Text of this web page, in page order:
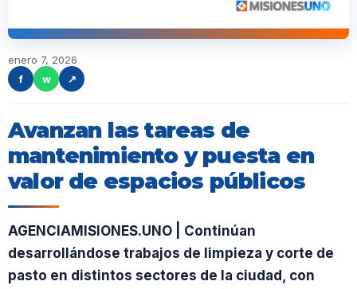
enero 7, 2026
f
w ↗
Avanzan las tareas de
mantenimiento y puesta en
valor de espacios públicos
AGENCIAMISIONES.UNO | Continúan
desarrollándose trabajos de limpieza y corte de
pasto en distintos sectores de la ciudad, con